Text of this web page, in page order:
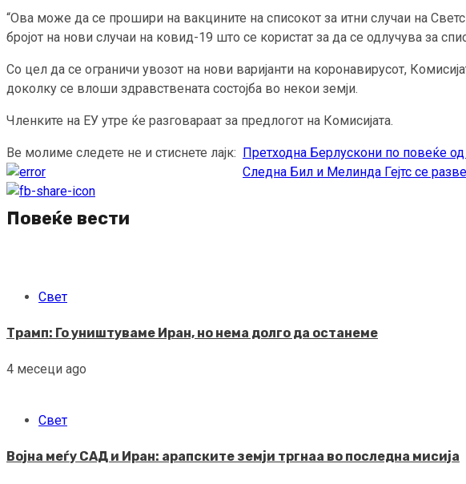
“Ова може да се прошири на вакцините на списокот за итни случаи на
бројот на нови случаи на ковид-19 што се користат за да се одлучува за
Со цел да се ограничи увозот на нови варијанти на коронавирусот,
доколку се влоши здравствената состојба во некои земји.
Членките на ЕУ утре ќе разговараат за предлогот на Комисијата.
Ве молиме следете не и стиснете лајк:
Continue
Reading
Претходна Берлускони по повеќе
Следна Бил и Мелинда Гејтс се
Повеќе вести
Свет
Трамп: Го уништуваме Иран, но нема долго да останеме
4 месеци ago
Свет
Војна меѓу САД и Иран: арапските земји тргнаа во последна мисија